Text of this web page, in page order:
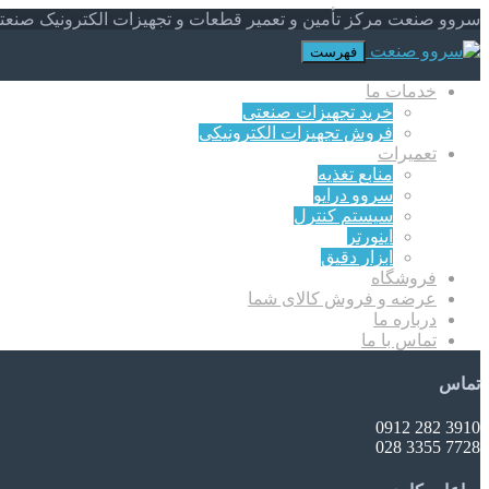
سروو صنعت مرکز تأمین و تعمیر قطعات و تجهیزات الکترونیک
فهرست
خدمات ما
خرید تجهیزات صنعتی
فروش تجهیزات الکترونیکی
تعمیرات
منابع تغذیه
سروو درایو
سیستم کنترل
اینورتر
ابزار دقیق
فروشگاه
عرضه و فروش کالای شما
درباره ما
تماس با ما
تماس
3910 282 0912
7728 3355 028